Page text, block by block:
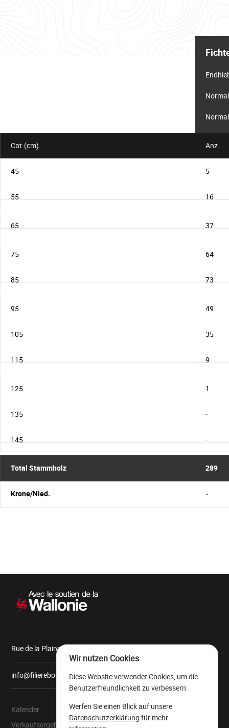
Normal
Normal
Cat.(cm) Anz.
45 5
55 16
65 37
75 64
85 73
95 49
105 35
115 9
125 1
135 -
145 -
Total Stammholz 289
Krone/Nied. -
Sekundärnavigation
Rue de la Plaine, 9 6900 Marche-en-Famenne
info@filiereboiswallonie.be
Kalender
Verkaufsergebnisse
Über uns
Der wallonische
Wir nutzen Cookies
Diese Website verwendet Cookies, um die
Benutzerfreundlichkeit zu verbessern.
Werfen Sie einen Blick auf unsere
Datenschutzerklärung für mehr